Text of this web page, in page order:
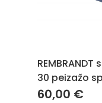
30 peizažo
60,00 €